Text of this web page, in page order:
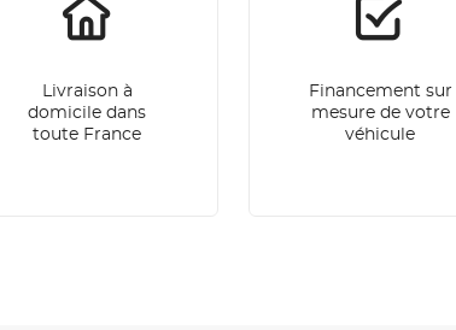
Livraison à
domicile dans
toute France
Financement sur
mesure de votre
véhicule